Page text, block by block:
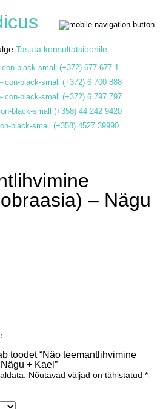
Tasuta konsultatsioonile
(+372) 677 677 1
(+372) 6 700 888
(+372) 6 797 797
(+358) 44 242 9420
(+358) 4527 39990
– Nägu
toodet “Näo teemantlihvimine
+ Kael”
Nõutavad väljad on tähistatud *-